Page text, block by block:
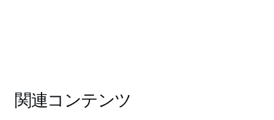
関連コンテンツ